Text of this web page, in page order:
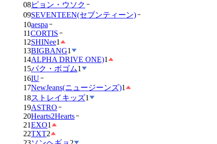
08ピョン・ウソク
09SEVENTEEN(セブンティーン)
10aespa
11CORTIS
12SHINee1
13BIGBANG1
14ALPHA DRIVE ONE)1
15パク・ボゴム1
16IU
17NewJeans(ニュージーンズ)1
18ストレイキッズ1
19ASTRO
20Hearts2Hearts
21EXO1
22TXT2